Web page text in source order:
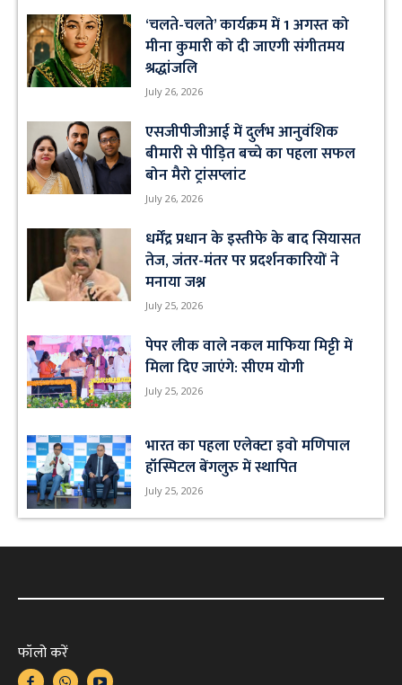
‘चलते-चलते’ कार्यक्रम में 1 अगस्त को
मीना कुमारी को दी जाएगी संगीतमय
श्रद्धांजलि
July 26, 2026
एसजीपीजीआई में दुर्लभ आनुवंशिक
बीमारी से पीड़ित बच्चे का पहला सफल
बोन मैरो ट्रांसप्लांट
July 26, 2026
धर्मेंद्र प्रधान के इस्तीफे के बाद सियासत
तेज, जंतर-मंतर पर प्रदर्शनकारियों ने
मनाया जश्न
July 25, 2026
पेपर लीक वाले नकल माफिया मिट्टी में
मिला दिए जाएंगे: सीएम योगी
July 25, 2026
भारत का पहला एलेक्टा इवो मणिपाल
हॉस्पिटल बेंगलुरु में स्थापित
July 25, 2026
फॉलो करें